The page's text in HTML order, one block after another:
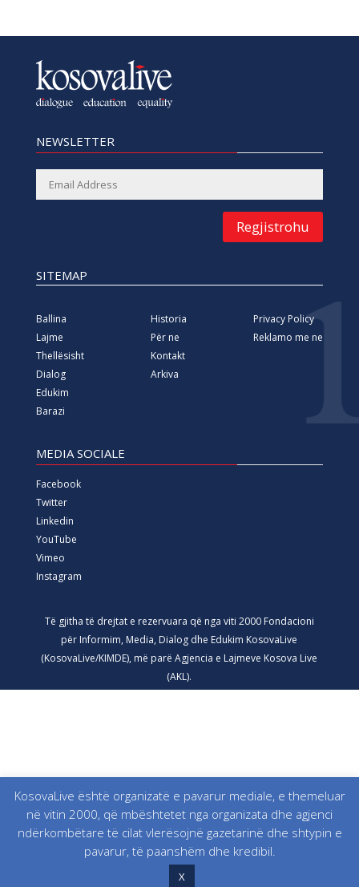
NEWSLETTER
Regjistrohu
SITEMAP
Ballina
Lajme
Thellësisht
Dialog
Edukim
Barazi
Historia
Për ne
Kontakt
Arkiva
Privacy Policy
Reklamo me ne
MEDIA SOCIALE
Facebook
Twitter
Linkedin
YouTube
Vimeo
Instagram
Të gjitha të drejtat e rezervuara që nga viti 2000 Fondacioni
për Informim, Media, Dialog dhe Edukim KosovaLive
(KosovaLive/KIMDE), më parë Agjencia e Lajmeve Kosova Live
(AKL).
KosovaLive është organizatë e pavarur mediale, e themeluar
në vitin 2000, që mbështetet nga organizata dhe agjenci
ndërkombëtare të cilat vlerësojnë gazetarinë dhe shtypin e
pavarur, të paanshëm dhe kredibil.
X